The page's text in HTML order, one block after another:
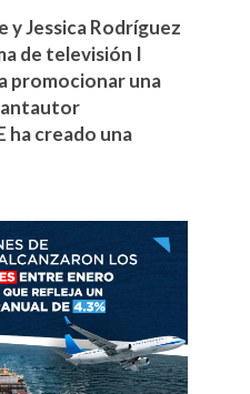
y Jessica Rodríguez
de televisión I
promocionar una
ha creado una